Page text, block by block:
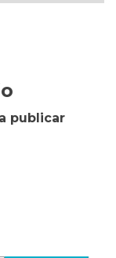
publicar